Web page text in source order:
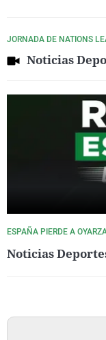
JORNADA DE NATIONS
Noticias
ESPAÑA PIERDE A
Noticias